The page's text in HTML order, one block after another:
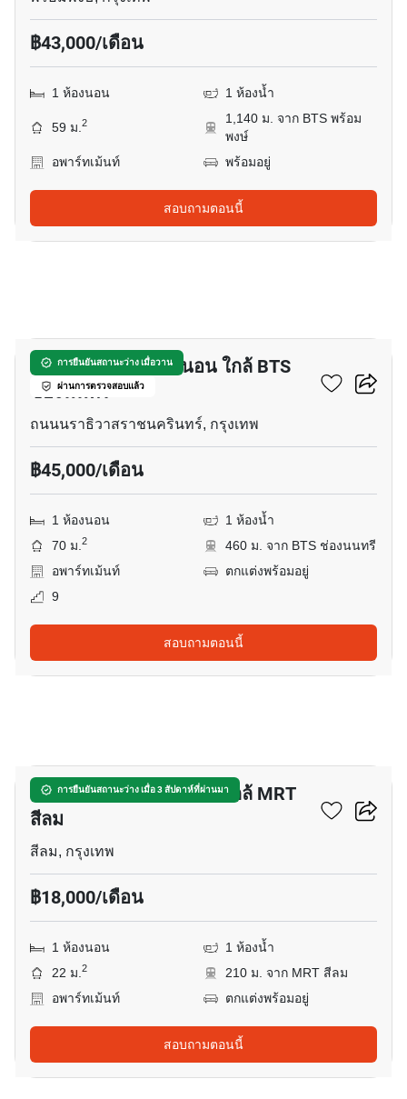
฿43,000/เดือน
1 ห้องนอน 1 ห้องน้ำ
59 ม.2
1,140 ม. จาก BTS พร้อม
พงษ์
อพาร์ทเม้นท์
พร้อมอยู่
สอบถามตอนนี้
การยืนยันสถานะว่าง เมื่อวาน
ผ่านการตรวจสอบแล้ว
อพาร์ทเมนต์ 1-ห้องนอน ใกล้ BTS
ช่องนนทรี
ถนนนราธิวาสราชนครินทร์, กรุงเทพ
฿45,000/เดือน
1 ห้องนอน
1 ห้องน้ำ
70 ม.2
460 ม. จาก BTS ช่องนนทรี
อพาร์ทเม้นท์
ตกแต่งพร้อมอยู่
9
สอบถามตอนนี้
การยืนยันสถานะว่าง เมื่อ 3 สัปดาห์ที่ผ่านมา
อพาร์ทเมนต์ 1-ห้องนอน ใกล้ MRT
สีลม
สีลม, กรุงเทพ
฿18,000/เดือน
1 ห้องนอน
1 ห้องน้ำ
22 ม.2
210 ม. จาก MRT สีลม
อพาร์ทเม้นท์
ตกแต่งพร้อมอยู่
สอบถามตอนนี้